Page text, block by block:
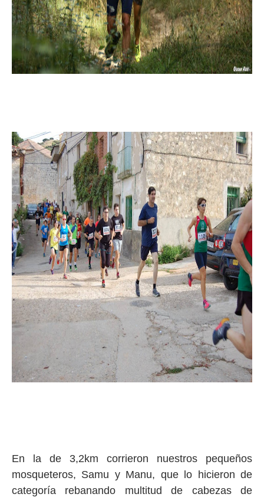
En la de 3,2km corrieron nuestros pequeños
mosqueteros, Samu y Manu, que lo hicieron de
categoría rebanando multitud de cabezas de